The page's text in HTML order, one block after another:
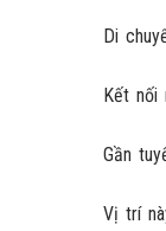
Di
Kết nối
Gần
Vị trí